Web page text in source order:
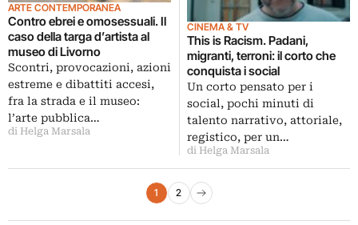
ARTE CONTEMPORANEA
Contro ebrei e omosessuali. Il
caso della targa d’artista al
museo di Livorno
Scontri, provocazioni, azioni
estreme e dibattiti accesi,
fra la strada e il museo:
l’arte pubblica…
di Helga Marsala
CINEMA & TV
This is Racism. Padani,
migranti, terroni: il corto che
conquista i social
Un corto pensato per i
social, pochi minuti di
talento narrativo, attoriale,
registico, per un…
di Helga Marsala
Paginazione degli articoli
1 2
Pagina successiva